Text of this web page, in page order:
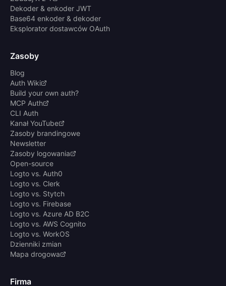
Dekoder & enkoder JWT
Base64 enkoder & dekoder
Eksplorator dostawców OAuth
Zasoby
Blog
Auth Wiki
Build your own auth?
MCP Auth
CLI Auth
Kanał YouTube
Zasoby brandingowe
Newsletter
Zasoby logowania
Open-source
Logto vs. Auth0
Logto vs. Clerk
Logto vs. Stytch
Logto vs. Firebase
Logto vs. Azure AD B2C
Logto vs. AWS Cognito
Logto vs. WorkOS
Dzienniki zmian
Mapa drogowa
Firma